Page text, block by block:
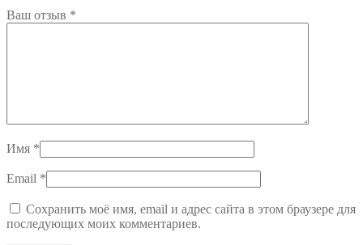
Ваш отзыв *
Имя *
Email *
Сохранить моё имя, email и адрес сайта в этом браузере для
последующих моих комментариев.